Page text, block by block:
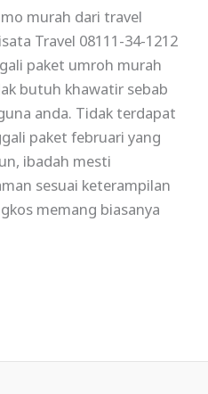
murah dari travel
Travel 08111-34-1212
paket umroh murah
butuh khawatir sebab
anda. Tidak terdapat
paket februari yang
ibadah mesti
sesuai keterampilan
memang biasanya